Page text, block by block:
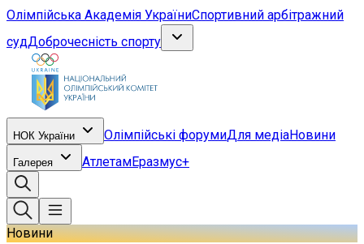
Олімпійська Академія УкраїниСпортивний арбітражний
судДоброчесність спорту
НОК України Олімпійські форумиДля медіаНовини
Галерея АтлетамЕразмус+
Новини